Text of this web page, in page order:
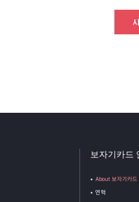
보자기카드
About 보자기카드
연혁